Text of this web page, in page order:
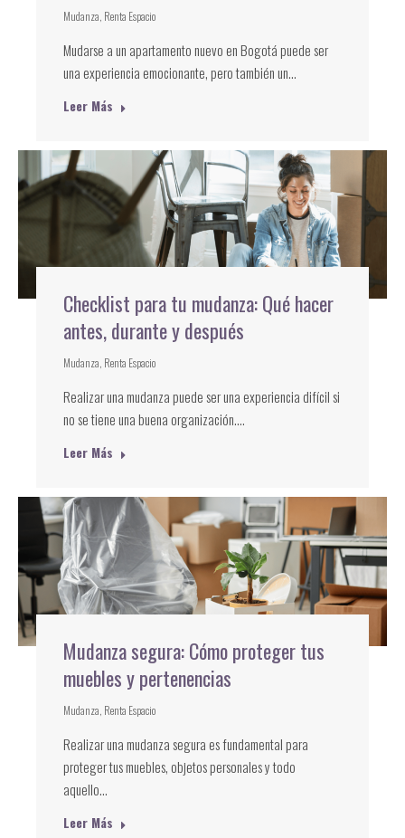
Mudanza Renta Espacio
Mudarse a un apartamento nuevo en Bogotá puede ser
una experiencia emocionante, pero también un…
Leer Más
Checklist para tu mudanza: Qué hacer
antes, durante y después
Mudanza, Renta Espacio
Realizar una mudanza puede ser una experiencia difícil si
no se tiene una buena organización.…
Leer Más
Mudanza segura: Cómo proteger tus
muebles y pertenencias
Mudanza Renta Espacio
Realizar una mudanza segura es fundamental para
proteger tus muebles, objetos personales y todo
aquello…
Leer Más